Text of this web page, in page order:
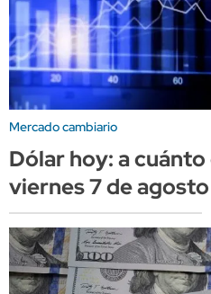
Mercado cambiario
Dólar hoy: a
viernes 7 de agosto